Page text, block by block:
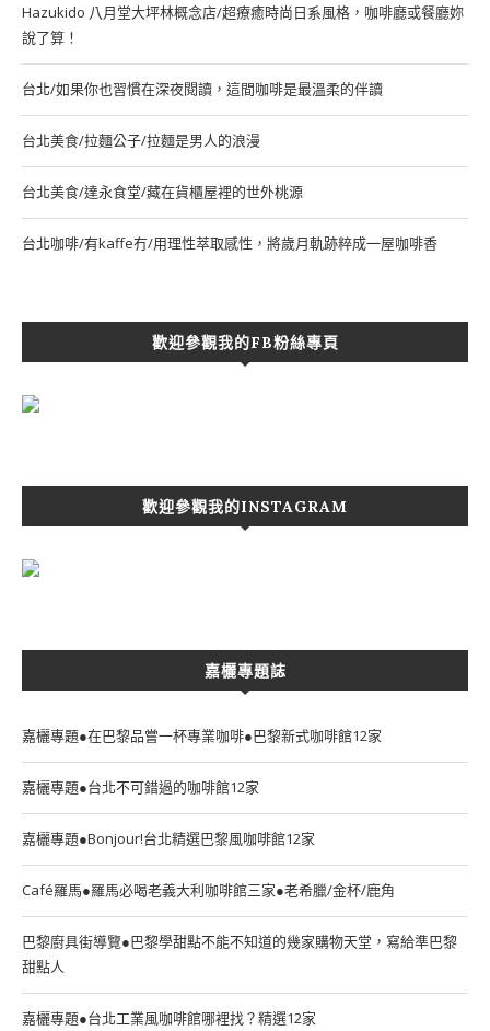
Hazukido 八月堂大坪林概念店/超療癒時尚日系風格，咖啡廳或餐廳妳
說了算！
台北/如果你也習慣在深夜閱讀，這間咖啡是最溫柔的伴讀
台北美食/拉麵公子/拉麵是男人的浪漫
台北美食/達永食堂/藏在貨櫃屋裡的世外桃源
台北咖啡/有kaffe冇/用理性萃取感性，將歲月軌跡粹成一屋咖啡香
歡迎參觀我的FB粉絲專頁
歡迎參觀我的INSTAGRAM
嘉欐專題誌
嘉欐專題●在巴黎品嘗一杯專業咖啡●巴黎新式咖啡館12家
嘉欐專題●台北不可錯過的咖啡館12家
嘉欐專題●Bonjour!台北精選巴黎風咖啡館12家
Café羅馬●羅馬必喝老義大利咖啡館三家●老希臘/金杯/鹿角
巴黎廚具街導覽●巴黎學甜點不能不知道的幾家購物天堂，寫給準巴黎
甜點人
嘉欐專題●台北工業風咖啡館哪裡找？精選12家